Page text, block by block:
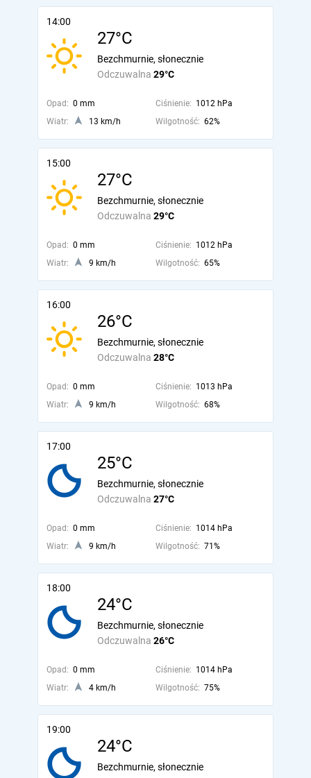
14:00
27°C
Odczuwalna 29°C
Bezchmurnie, słonecznie
Opad: 0 mm Ciśnienie: 1012 hPa
Wiatr:
13 km/h Wilgotność: 62%
15:00
27°C
Odczuwalna 29°C
Bezchmurnie, słonecznie
Opad: 0 mm Ciśnienie: 1012 hPa
Wiatr:
9 km/h Wilgotność: 65%
16:00
26°C
Odczuwalna 28°C
Bezchmurnie, słonecznie
Opad: 0 mm Ciśnienie: 1013 hPa
Wiatr:
9 km/h Wilgotność: 68%
17:00
25°C
Odczuwalna 27°C
Bezchmurnie, słonecznie
Opad: 0 mm Ciśnienie: 1014 hPa
Wiatr:
9 km/h Wilgotność: 71%
18:00
24°C
Odczuwalna 26°C
Bezchmurnie, słonecznie
Opad: 0 mm Ciśnienie: 1014 hPa
Wiatr:
4 km/h Wilgotność: 75%
19:00
24°C
Bezchmurnie, słonecznie